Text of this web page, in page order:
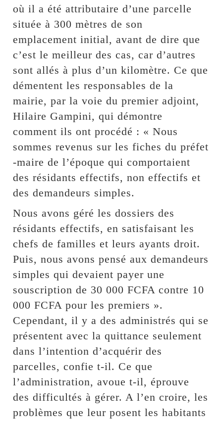
où il a été attributaire d’une parcelle
située à 300 mètres de son
emplacement initial, avant de dire que
c’est le meilleur des cas, car d’autres
sont allés à plus d’un kilomètre. Ce que
démentent les responsables de la
mairie, par la voie du premier adjoint,
Hilaire Gampini, qui démontre
comment ils ont procédé : « Nous
sommes revenus sur les fiches du préfet
-maire de l’époque qui comportaient
des résidants effectifs, non effectifs et
des demandeurs simples.
Nous avons géré les dossiers des
résidants effectifs, en satisfaisant les
chefs de familles et leurs ayants droit.
Puis, nous avons pensé aux demandeurs
simples qui devaient payer une
souscription de 30 000 FCFA contre 10
000 FCFA pour les premiers ».
Cependant, il y a des administrés qui se
présentent avec la quittance seulement
dans l’intention d’acquérir des
parcelles, confie t-il. Ce que
l’administration, avoue t-il, éprouve
des difficultés à gérer. A l’en croire, les
problèmes que leur posent les habitants